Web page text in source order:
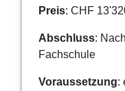
Preis: CHF
Abschluss:
Fachschule
Voraussetzung: